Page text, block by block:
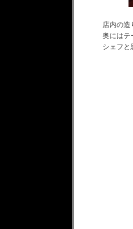
店内の造
奥にはテ
シェフと